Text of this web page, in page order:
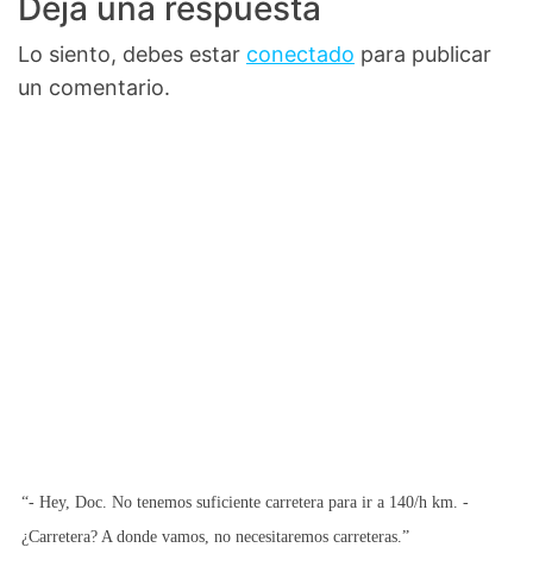
Deja una respuesta
Lo siento, debes estar conectado para publicar
un comentario.
“- Hey, Doc. No tenemos suficiente carretera para ir a 140/h km. -
¿Carretera? A donde vamos, no necesitaremos carreteras.”